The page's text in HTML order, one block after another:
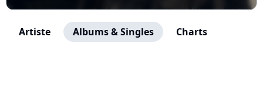
Artiste Albums & Singles Charts